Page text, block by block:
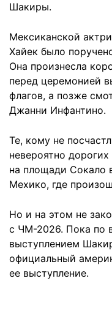
Шакиры.
Мексиканской
Хайек было
Она произнесла
перед церемонией
флагов, а позже
Джанни Инфантино.
Те, кому не
невероятно дорогих
на площади Сокало
Мехико, где
Но и на этом не
с ЧМ-2026. Пока по
выступлением
официальный
ее выступление.